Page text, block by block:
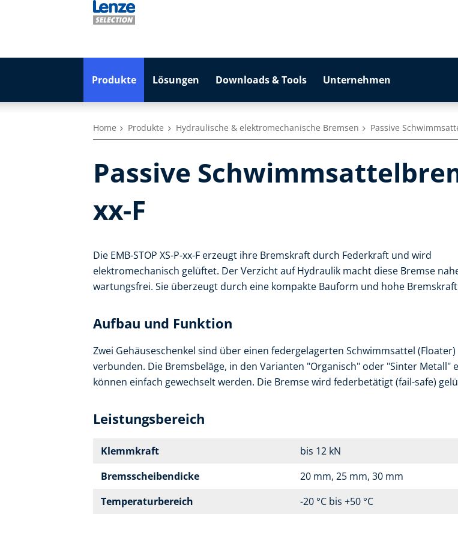
Produkte Lösungen Downloads & Tools Unternehmen
Home Produkte Hydraulische & elektromechanische Bremsen Passive
Passive
xx-F
Die EMB-STOP XS-P-xx-F erzeugt ihre Bremskraft durch Federkraft und wird
elektromechanisch gelüftet. Der Verzicht auf Hydraulik macht diese Bremse
wartungsfrei. Sie überzeugt durch eine kompakte Bauform und hohe
Aufbau und Funktion
Zwei Gehäuseschenkel sind über einen federgelagerten Schwimmsattel (Floater)
verbunden. Die Bremsbeläge, in den Varianten "Organisch" oder "Sinter Metall"
können einfach gewechselt werden. Die Bremse wird federbetätigt (fail-safe)
Leistungsbereich
Klemmkraft
bis 12 kN
Bremsscheibendicke
20 mm, 25 mm, 30 mm
Temperaturbereich
-20 °C bis +50 °C